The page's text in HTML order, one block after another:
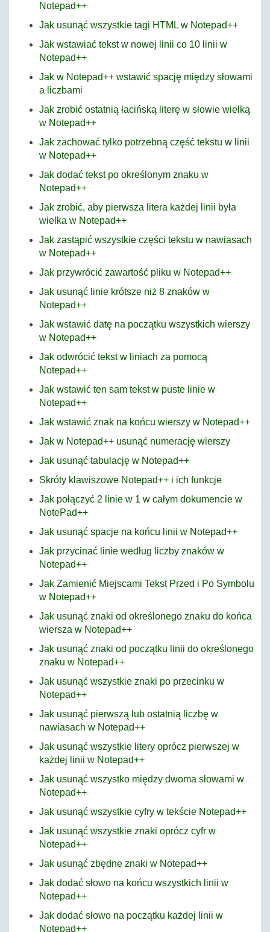
Notepad++
Jak usunąć wszystkie tagi HTML w Notepad++
Jak wstawiać tekst w nowej linii co 10 linii w
Notepad++
Jak w Notepad++ wstawić spację między słowami
a liczbami
Jak zrobić ostatnią łacińską literę w słowie wielką
w Notepad++
Jak zachować tylko potrzebną część tekstu w linii
w Notepad++
Jak dodać tekst po określonym znaku w
Notepad++
Jak zrobić, aby pierwsza litera każdej linii była
wielka w Notepad++
Jak zastąpić wszystkie części tekstu w nawiasach
w Notepad++
Jak przywrócić zawartość pliku w Notepad++
Jak usunąć linie krótsze niż 8 znaków w
Notepad++
Jak wstawić datę na początku wszystkich wierszy
w Notepad++
Jak odwrócić tekst w liniach za pomocą
Notepad++
Jak wstawić ten sam tekst w puste linie w
Notepad++
Jak wstawić znak na końcu wierszy w Notepad++
Jak w Notepad++ usunąć numerację wierszy
Jak usunąć tabulację w Notepad++
Skróty klawiszowe Notepad++ i ich funkcje
Jak połączyć 2 linie w 1 w całym dokumencie w
NotePad++
Jak usunąć spacje na końcu linii w Notepad++
Jak przycinać linie według liczby znaków w
Notepad++
Jak Zamienić Miejscami Tekst Przed i Po Symbolu
w Notepad++
Jak usunąć znaki od określonego znaku do końca
wiersza w Notepad++
Jak usunąć znaki od początku linii do określonego
znaku w Notepad++
Jak usunąć wszystkie znaki po przecinku w
Notepad++
Jak usunąć pierwszą lub ostatnią liczbę w
nawiasach w Notepad++
Jak usunąć wszystkie litery oprócz pierwszej w
każdej linii w Notepad++
Jak usunąć wszystko między dwoma słowami w
Notepad++
Jak usunąć wszystkie cyfry w tekście Notepad++
Jak usunąć wszystkie znaki oprócz cyfr w
Notepad++
Jak usunąć zbędne znaki w Notepad++
Jak dodać słowo na końcu wszystkich linii w
Notepad++
Jak dodać słowo na początku każdej linii w
Notepad++